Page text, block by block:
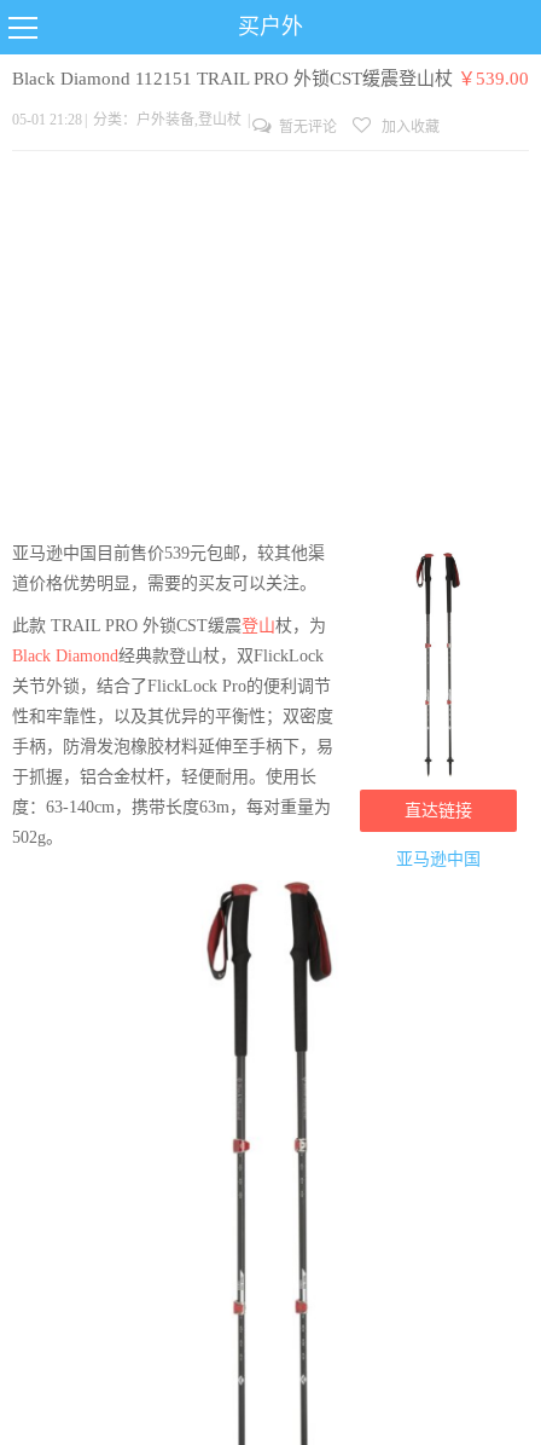
买户外
Black Diamond 112151 TRAIL PRO 外锁CST缓震登山杖 ￥539.00
05-01 21:28 分类： 户外装备,登山杖 暂无评论 加入收藏
直达链接
亚马逊中国
亚马逊中国目前售价539元包邮，较其他渠
道价格优势明显，需要的买友可以关注。
此款 TRAIL PRO 外锁CST缓震登山杖，为
Black Diamond经典款登山杖，双FlickLock
关节外锁，结合了FlickLock Pro的便利调节
性和牢靠性，以及其优异的平衡性；双密度
手柄，防滑发泡橡胶材料延伸至手柄下，易
于抓握，铝合金杖杆，轻便耐用。使用长
度：63-140cm，携带长度63m，每对重量为
502g。